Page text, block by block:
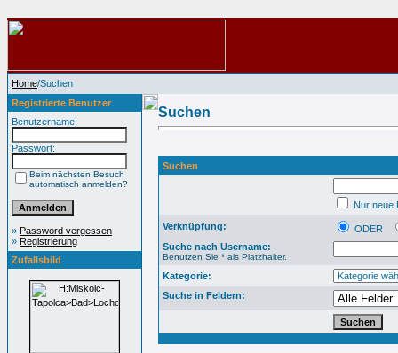
Home/Suchen
Registrierte Benutzer
Benutzername:
Passwort:
Beim nächsten Besuch
automatisch anmelden?
» Password vergessen
» Registrierung
Zufallsbild
Suchen
Suchen
Nur neue
Verknüpfung:
ODER
Suche nach Username:
Benutzen Sie * als Platzhalter.
Kategorie:
Suche in Feldern: